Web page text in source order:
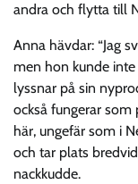
andra och flytta till
Anna hävdar: “Jag
men hon kunde inte
lyssnar på sin
också fungerar som
här, ungefär som i
och tar plats
nackkudde.